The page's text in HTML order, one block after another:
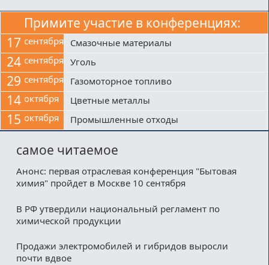
Примите участие в конференциях:
17 сентября Смазочные материалы
24 сентября Уголь
29 сентября Газомоторное топливо
14 октября Цветные металлы
15 октября Промышленные отходы
самое читаемое
Анонс: первая отраслевая конференция "Бытовая
химия" пройдет в Москве 10 сентября
В РФ утвердили национальный регламент по
химической продукции
Продажи электромобилей и гибридов выросли
почти вдвое